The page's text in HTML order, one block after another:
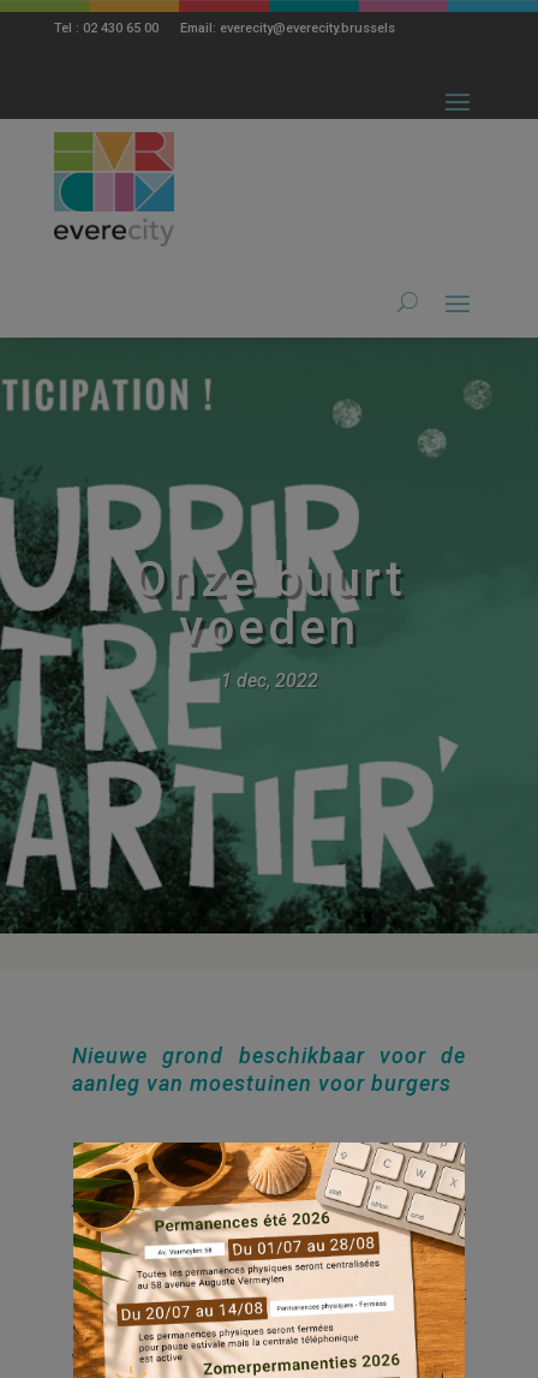
Tel : 02 430 65 00 Email: everecity@everecity.brussels
Onze buurt
voeden
1 dec, 2022
Nieuwe grond beschikbaar voor de
aanleg van moestuinen voor burgers
De PCS “De Là-Haut” lanceert een oproep
tot deelname voor nieuwe terreinen die
beschikbaar komen in de wijk Boven-Evere.
Wilt u betrokken raken bij uw buurt, maar ook
nieuwe vaardigheden leren en het plezier
van het werken op het land delen?
modal-check